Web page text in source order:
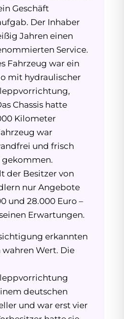
Geschäft
Der Inhaber
Jahren einen
Service.
Fahrzeug war ein
mit hydraulischer
Chassis hatte
Kilometer
war
und frisch
gekommen.
der Besitzer von
nur Angebote
und 28.000 Euro –
Erwartungen.
erkannten
Wert. Die
deutschen
und war erst vier